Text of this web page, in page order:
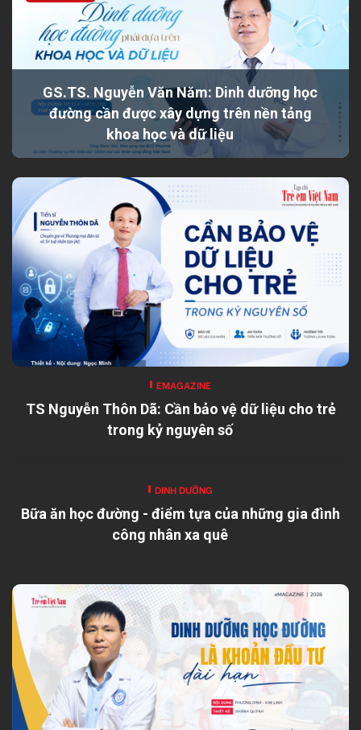
GS.TS. Nguyễn Văn Năm: Dinh dưỡng học
đường cần được xây dựng trên nền tảng
khoa học và dữ liệu
EMAGAZINE
TS Nguyễn Thôn Dã: Cần bảo vệ dữ liệu cho trẻ
trong kỷ nguyên số
DINH DƯỠNG
Bữa ăn học đường - điểm tựa của những gia đình
công nhân xa quê